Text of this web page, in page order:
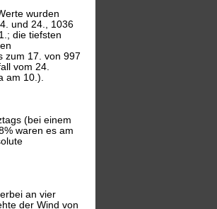
wurden
und 24., 1036
die tiefsten
zum 17. von 997
vom 24.
am 10.).
(bei einem
waren es am
an vier
der Wind von